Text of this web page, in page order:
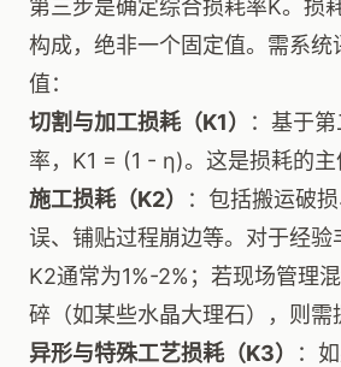
第三步是确定综合损耗率K。损
构成，绝非一个固定值。需系统
值：
切割与加工损耗（K1）
：基于
率，K1 = (1 - η)。这是损耗的主
施工损耗（K2）
：包括搬运破
误、铺贴过程崩边等。对于经验
K2通常为1%-2%；若现场管理
碎（如某些水晶大理石），则需
异形与特殊工艺损耗（K3）
：